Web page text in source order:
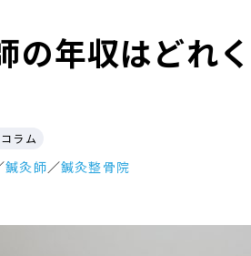
の年収はどれ
ラム
鍼灸師／鍼灸整骨院